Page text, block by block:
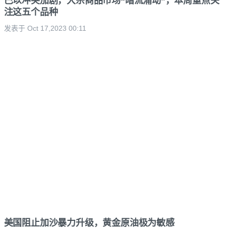
注这五个品种
发表于 Oct 17,2023 00:11
美国阻止加沙暴力升级，黄金原油极为敏感